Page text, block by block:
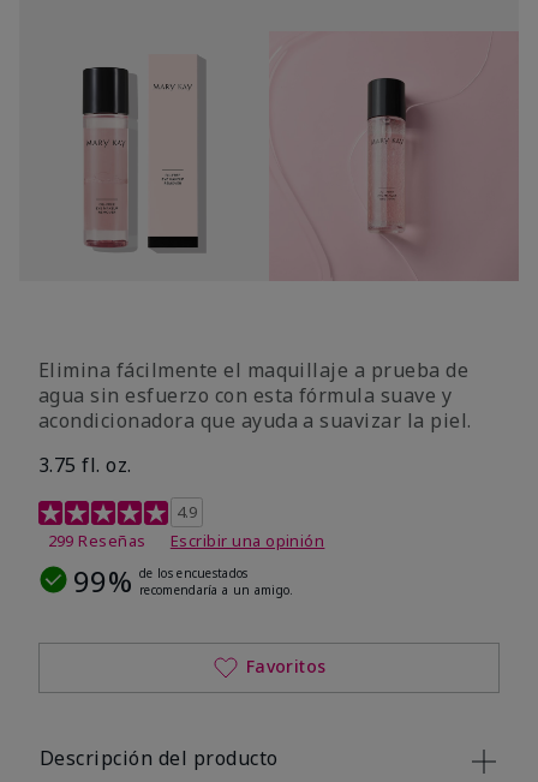
Elimina fácilmente el maquillaje a prueba de
agua sin esfuerzo con esta fórmula suave y
acondicionadora que ayuda a suavizar la piel.
3.75 fl. oz.
Calificación de clientes de 4,8 de 5
4.9
299 Reseñas
Escribir una opinión
99% de los encuestados
recomendaría a un amigo.
Favoritos
Descripción del producto